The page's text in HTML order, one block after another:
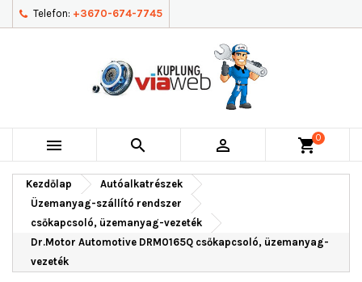
Telefon: +3670-674-7745
   shopping_cart0
Kezdőlap
Autóalkatrészek
Üzemanyag-szállító rendszer
csőkapcsoló, üzemanyag-vezeték
Dr.Motor Automotive DRM0165Q csőkapcsoló, üzemanyag-
vezeték